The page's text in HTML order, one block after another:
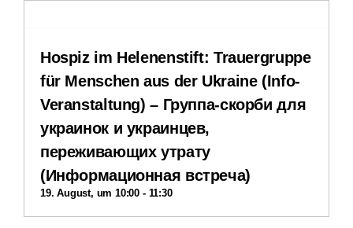
Downloads
Impressum
Datenschutzerklärung
Interner Bereich
Hospiz im Helenenstift: Trauergruppe
für Menschen aus der Ukraine (Info-
Veranstaltung) – Группа-скорби для
украинок и украинцев,
переживающих утрату
(Информационная встреча)
19. August, um 10:00 - 11:30